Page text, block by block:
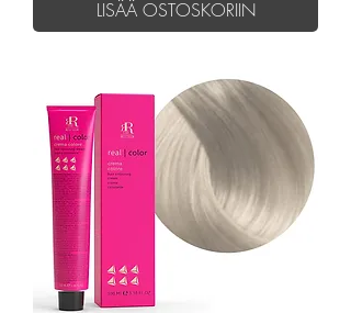
LISÄÄ OSTOSKORIIN